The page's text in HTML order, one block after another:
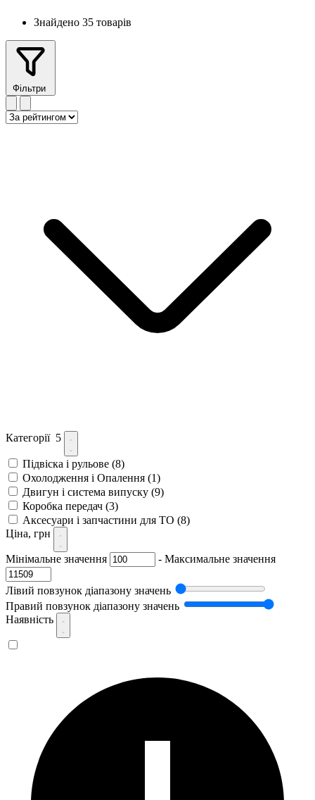
Знайдено 35 товарів
Фільтри
Категорії 5
Підвіска і рульове (8)
Охолодження і Опалення (1)
Двигун і система випуску (9)
Коробка передач (3)
Аксесуари і запчастини для ТО (8)
Ціна, грн
Мінімальне значення - Максимальне значення
Лівий повзунок діапазону значень
Правий повзунок діапазону значень
Наявність